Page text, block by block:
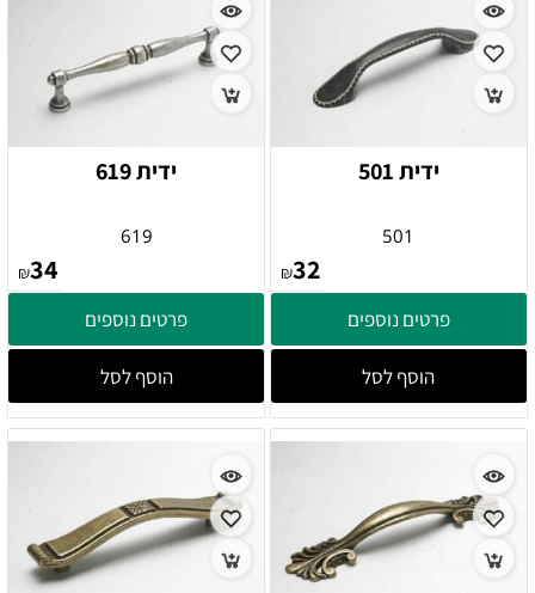
ידית 501
501
₪32
פרטים נוספים
הוסף לסל
ידית 619
619
₪34
פרטים נוספים
הוסף לסל